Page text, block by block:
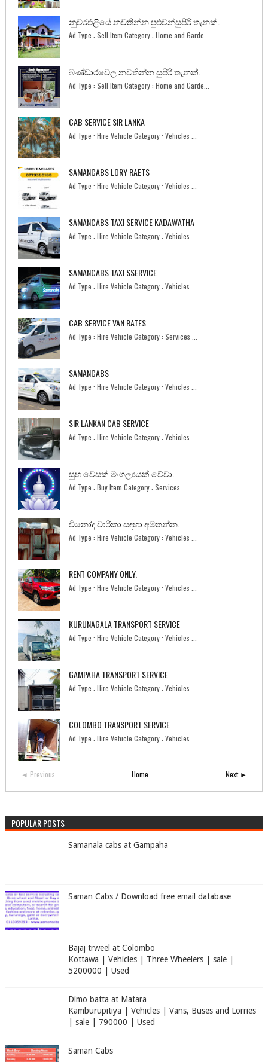
නුවරඑළියේ නවතින්න පුළුවන්සුපිරි තැනක්.
Ad Type : Sell Item Category : Home and Garde...
බණ්ඩාරවෙල නවතින්න සුපිරි තැනක්.
Ad Type : Sell Item Category : Home and Garde...
CAB SERVICE SIR LANKA
Ad Type : Hire Vehicle Category : Vehicles ...
SAMANCABS LORY RAETS
Ad Type : Hire Vehicle Category : Vehicles ...
SAMANCABS TAXI SERVICE KADAWATHA
Ad Type : Hire Vehicle Category : Vehicles ...
SAMANCABS TAXI SSERVICE
Ad Type : Hire Vehicle Category : Vehicles ...
CAB SERVICE VAN RATES
Ad Type : Hire Vehicle Category : Services ...
SAMANCABS
Ad Type : Hire Vehicle Category : Vehicles ...
SIR LANKAN CAB SERVICE
Ad Type : Hire Vehicle Category : Vehicles ...
සුභ වෙසක් මංගල්‍යයක් වේවා.
Ad Type : Buy Item Category : Services ...
විනෝද චාරිකා සඳහා අමතන්න.
Ad Type : Hire Vehicle Category : Vehicles ...
RENT COMPANY ONLY.
Ad Type : Hire Vehicle Category : Vehicles ...
KURUNAGALA TRANSPORT SERVICE
Ad Type : Hire Vehicle Category : Vehicles ...
GAMPAHA TRANSPORT SERVICE
Ad Type : Hire Vehicle Category : Vehicles ...
COLOMBO TRANSPORT SERVICE
Ad Type : Hire Vehicle Category : Vehicles ...
◄ Previous Next ►
Home
POPULAR POSTS
Samanala cabs at Gampaha
Saman Cabs / Download free email database
Bajaj trweel at Colombo
Kottawa | Vehicles | Three Wheelers | sale |
5200000 | Used
Dimo batta at Matara
Kamburupitiya | Vehicles | Vans, Buses and Lorries
| sale | 790000 | Used
Saman Cabs